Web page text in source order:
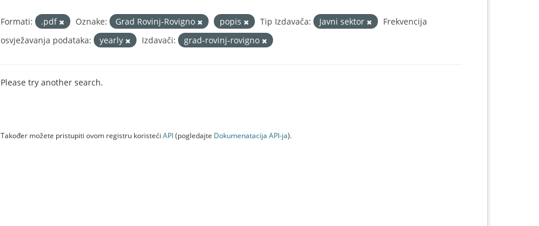
Formati: .pdf Oznake: Grad Rovinj-Rovigno popis Tip Izdavača: Javni sektor
Frekvencija
osvježavanja podataka:
yearly Izdavači: grad-rovinj-rovigno
Please try another search.
Također možete pristupiti ovom registru koristeći API(pogledajte Dokumenаtаcijа API-jа).